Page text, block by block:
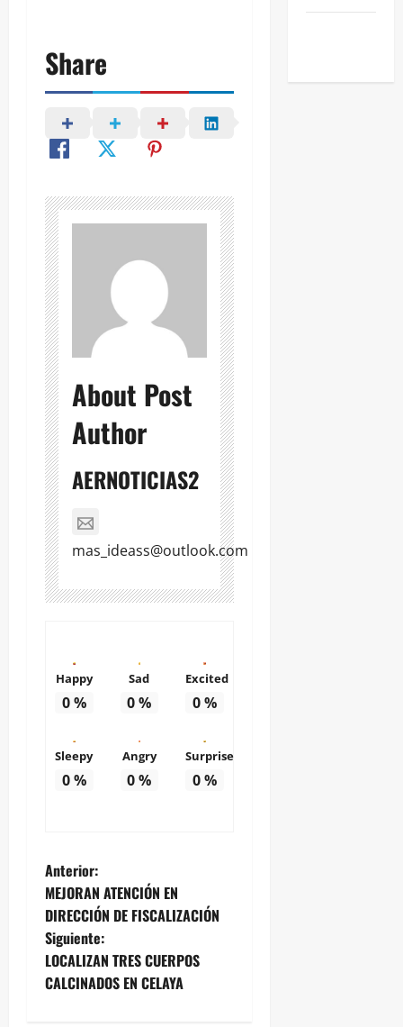
Share
About Post
Author
AERNOTICIAS2
mas_ideass@outlook.com
Happy
0%
Sad
0%
Excited
0%
Sleepy
0%
Angry
0%
Surprise
0%
N
a
v
e
Anterior:
MEJORAN ATENCIÓN EN
DIRECCIÓN DE FISCALIZACIÓN
Siguiente:
LOCALIZAN TRES CUERPOS
CALCINADOS EN CELAYA